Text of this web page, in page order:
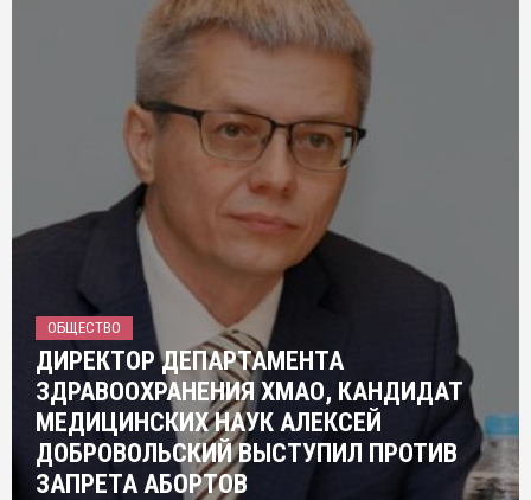
ОБЩЕСТВО
ДИРЕКТОР ДЕПАРТАМЕНТА
ЗДРАВООХРАНЕНИЯ ХМАО, КАНДИДАТ
МЕДИЦИНСКИХ НАУК АЛЕКСЕЙ
ДОБРОВОЛЬСКИЙ ВЫСТУПИЛ ПРОТИВ
ЗАПРЕТА АБОРТОВ